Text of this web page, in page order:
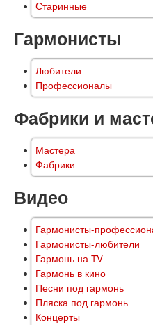
Старинные
Гармонисты
Любители
Профессионалы
Фабрики и
Мастера
Фабрики
Видео
Гармонисты-
Гармонисты-любители
Гармонь на TV
Гармонь в кино
Песни под гармонь
Пляска под гармонь
Концерты